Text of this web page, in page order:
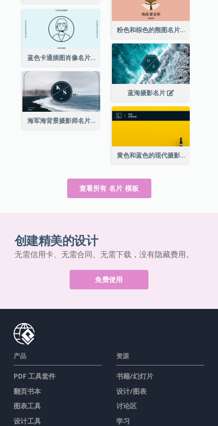
粉色和棕色的熊图名片
蓝色卡通插图肖像名片
蓝海摄影名片
海军海背景摄影师名片
黄色和蓝色的现代摄影师名片
查看所有 名片 模板
创建精美的设计
无需信用卡、无需合同、无需下载，没有隐藏费用。
免费使用
产品
PDF 工具套件
翻页书本
图表工具
设计工具
资源
书籍/幻灯片
设计/图表
讨论区
学习